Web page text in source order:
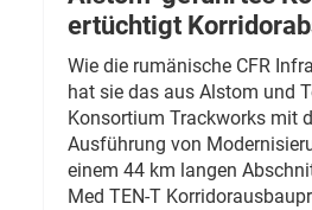
ertüchtigt
Wie die rumänische CFR
hat sie das aus Alstom und
Konsortium Trackworks mit
Ausführung von
einem 44 km langen
Med TEN-T